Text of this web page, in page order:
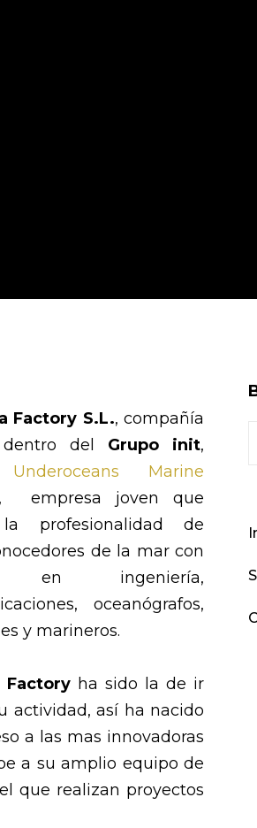
Factory S.L., compañía
dentro del Grupo init,
Underoceans Marine
, empresa joven que
profesionalidad de
de la mar con
en ingeniería,
oceanógrafos,
y marineros.
Factory ha sido la de ir
actividad, así ha nacido
a las mas innovadoras
a su amplio equipo de
que realizan proyectos